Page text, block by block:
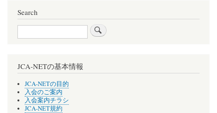
Search
Search
JCA-NETの基本情報
JCA-NETの目的
入会のご案内
入会案内チラシ
JCA-NET規約